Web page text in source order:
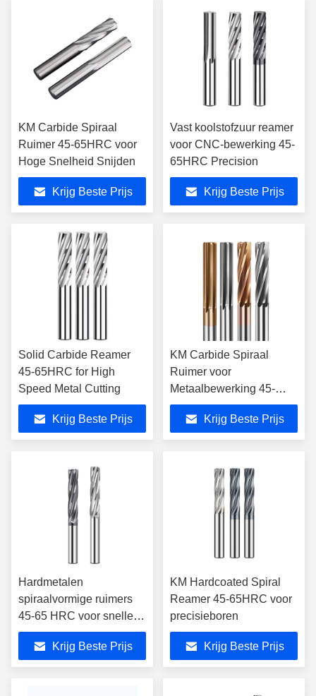
KM Carbide Spiraal
Ruimer 45-65HRC voor
Hoge Snelheid Snijden
Krijg Beste Prijs
Vast koolstofzuur reamer
voor CNC-bewerking 45-
65HRC Precision
Krijg Beste Prijs
Solid Carbide Reamer
45-65HRC for High
Speed Metal Cutting
Krijg Beste Prijs
KM Carbide Spiraal
Ruimer voor
Metaalbewerking 45-
65HRC
Krijg Beste Prijs
Hardmetalen
spiraalvormige ruimers
45-65 HRC voor snelle
verspaning
Krijg Beste Prijs
KM Hardcoated Spiral
Reamer 45-65HRC voor
precisieboren
Krijg Beste Prijs